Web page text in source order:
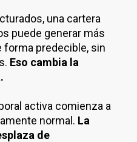
una cartera
puede generar más
forma predecible, sin
Eso cambia la
activa comienza a
normal. La
de